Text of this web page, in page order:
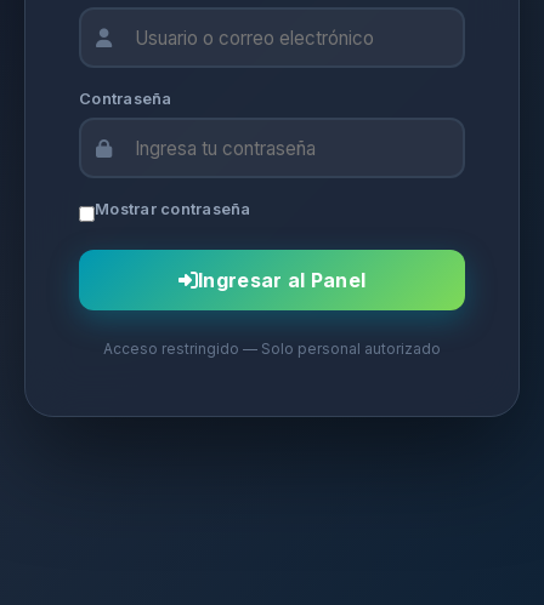
Contraseña
Mostrar contraseña
Ingresar al Panel
Acceso restringido — Solo personal autorizado